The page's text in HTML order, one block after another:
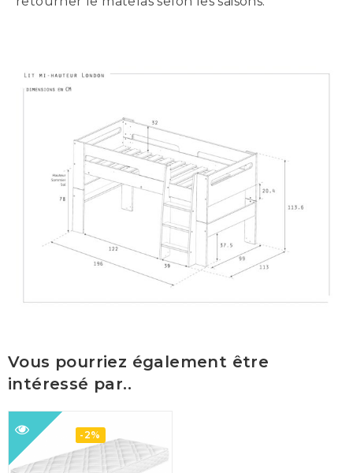
Vous pourriez également être
intéressé par..
-2%
Ajouter
à ma
liste de
Ajouter
à ma
liste de